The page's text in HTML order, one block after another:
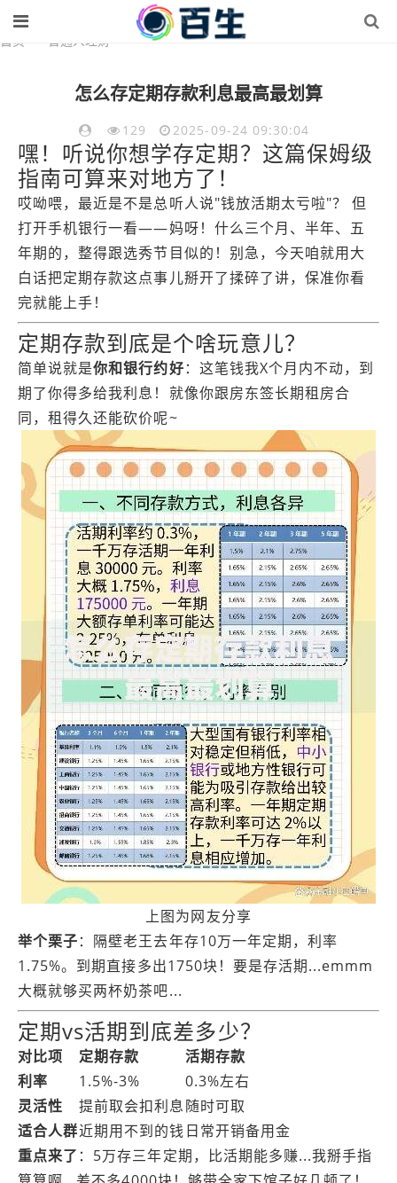
首页 普通人理财
怎么存定期存款利息最高最划算
129 2025-09-24 09:30:04
嘿！听说你想学存定期？这篇保姆级
指南可算来对地方了！
哎呦喂，最近是不是总听人说"钱放活期太亏啦"？ 但
打开手机银行一看——妈呀！什么三个月、半年、五
年期的，整得跟选秀节目似的！别急，今天咱就用大
白话把定期存款这点事儿掰开了揉碎了讲，保准你看
完就能上手！
定期存款到底是个啥玩意儿？
简单说就是你和银行约好：这笔钱我X个月内不动，到
期了你得多给我利息！就像你跟房东签长期租房合
同，租得久还能砍价呢~
上图为网友分享
举个栗子：隔壁老王去年存10万一年定期，利率
1.75%。到期直接多出1750块！要是存活期...emmm
大概就够买两杯奶茶吧...
定期vs活期到底差多少？
对比项 定期存款
活期存款
利率
1.5%-3%
0.3%左右
灵活性
提前取会扣利息随时可取
适合人群近期用不到的钱日常开销备用金
重点来了 ：5万存三年定期，比活期能多赚...我掰手指